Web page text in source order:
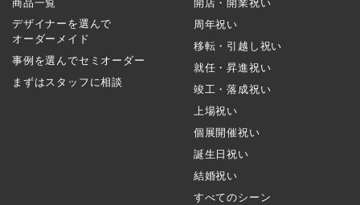
商品一覧
デザイナーを選んで
オーダーメイド
事例を選んでセミオーダー
まずはスタッフに相談
開店・開業祝い
周年祝い
移転・引越し祝い
就任・昇進祝い
竣工・落成祝い
上場祝い
個展開催祝い
誕生日祝い
結婚祝い
すべてのシーン